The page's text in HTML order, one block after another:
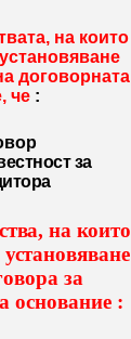
на които
договорната
че :
за
на които
ване
за
основание :